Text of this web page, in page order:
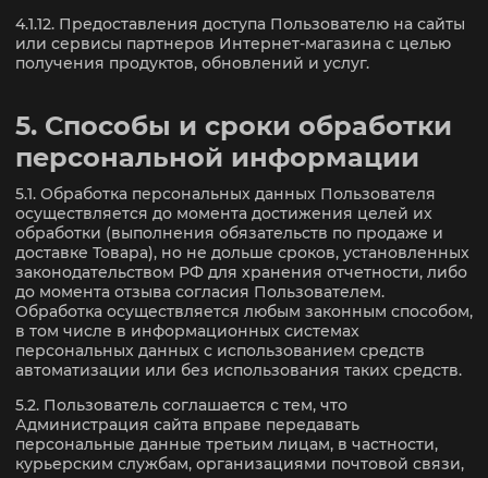
4.1.12. Предоставления доступа Пользователю на сайты
или сервисы партнеров Интернет-магазина с целью
получения продуктов, обновлений и услуг.
5. Способы и сроки обработки
персональной информации
5.1. Обработка персональных данных Пользователя
осуществляется до момента достижения целей их
обработки (выполнения обязательств по продаже и
доставке Товара), но не дольше сроков, установленных
законодательством РФ для хранения отчетности, либо
до момента отзыва согласия Пользователем.
Обработка осуществляется любым законным способом,
в том числе в информационных системах
персональных данных с использованием средств
автоматизации или без использования таких средств.
5.2. Пользователь соглашается с тем, что
Администрация сайта вправе передавать
персональные данные третьим лицам, в частности,
курьерским службам, организациями почтовой связи,